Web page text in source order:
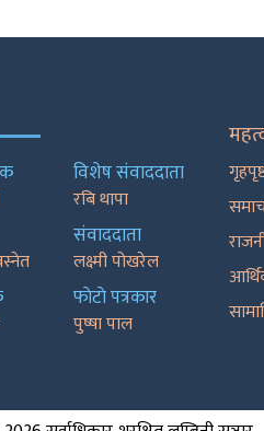
विशेष संवाददाता
रबि थापा
संवाददाता
लक्ष्मी पोखरेल
फाेटाे पत्रकार
पुष्षा पाल